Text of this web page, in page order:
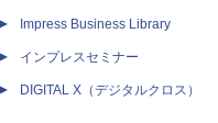
Impress Business Library
インプレスセミナー
DIGITAL X（デジタルクロス）